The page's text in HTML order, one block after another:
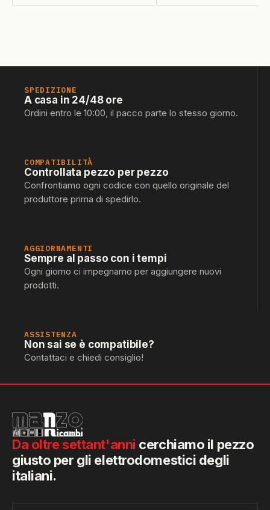
SPEDIZIONE
A casa in 24/48 ore
Ordini entro le 10:00, il pacco parte lo stesso giorno.
COMPATIBILITÀ
Controllata pezzo per pezzo
Confrontiamo ogni codice con quello originale del
produttore prima di spedirlo.
AGGIORNAMENTI
Sempre al passo con i tempi
Ogni giorno ci impegnamo per aggiungere nuovi
prodotti.
ASSISTENZA
Non sai se è compatibile?
Contattaci e chiedi consiglio!
Da oltre settant'anni cerchiamo il pezzo
giusto per gli elettrodomestici degli
italiani.